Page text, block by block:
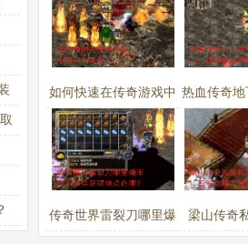
如何快速在传奇游戏中
赚取大量金币？
热血传奇
进入？详细
传奇世界雷裂刀哪里爆 梁山传奇